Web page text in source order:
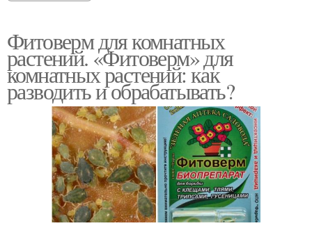
Фитоверм для комнатных
растений. «Фитоверм» для
комнатных растений: как
разводить и обрабатывать?